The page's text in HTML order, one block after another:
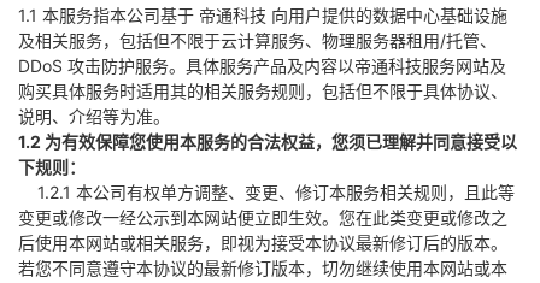
1.1 本服务指本公司基于 帝通科技 向用户提供的数据中心基础设施
及相关服务，包括但不限于云计算服务、物理服务器租用/托管、
DDoS 攻击防护服务。具体服务产品及内容以帝通科技服务网站及
购买具体服务时适用其的相关服务规则，包括但不限于具体协议、
说明、介绍等为准。
1.2 为有效保障您使用本服务的合法权益，您须已理解并同意接受以
下规则：
1.2.1 本公司有权单方调整、变更、修订本服务相关规则，且此等
变更或修改一经公示到本网站便立即生效。您在此类变更或修改之
后使用本网站或相关服务，即视为接受本协议最新修订后的版本。
若您不同意遵守本协议的最新修订版本，切勿继续使用本网站或本